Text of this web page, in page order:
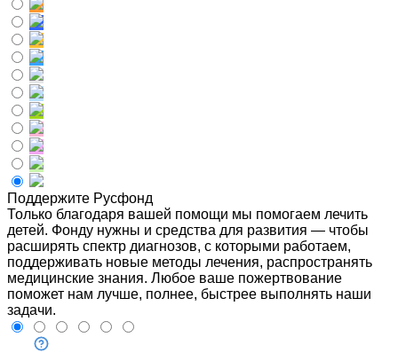
Поддержите Русфонд
Только благодаря вашей помощи мы помогаем лечить
детей. Фонду нужны и средства для развития — чтобы
расширять спектр диагнозов, с которыми работаем,
поддерживать новые методы лечения, распространять
медицинские знания. Любое ваше пожертвование
поможет нам лучше, полнее, быстрее выполнять наши
задачи.